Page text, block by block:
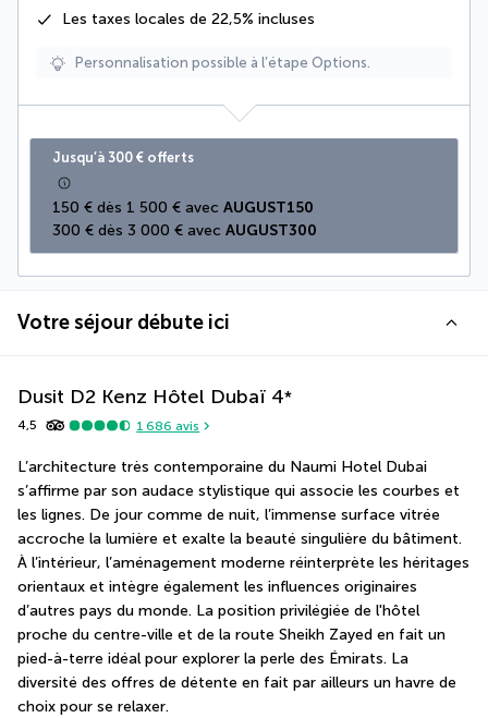
Les taxes locales de 22,5% incluses
Personnalisation possible à l’étape Options.
Jusqu’à 300 € offerts
150 € dès 1 500 € avec AUGUST150
300 € dès 3 000 € avec AUGUST300
Votre séjour débute ici
Dusit D2 Kenz Hôtel Dubaï 4*
4,5 1 686 avis
L’architecture très contemporaine du Naumi Hotel Dubai
s’affirme par son audace stylistique qui associe les courbes et
les lignes. De jour comme de nuit, l’immense surface vitrée
accroche la lumière et exalte la beauté singulière du bâtiment.
À l’intérieur, l’aménagement moderne réinterprète les héritages
orientaux et intègre également les influences originaires
d’autres pays du monde. La position privilégiée de l'hôtel
proche du centre-ville et de la route Sheikh Zayed en fait un
pied-à-terre idéal pour explorer la perle des Émirats. La
diversité des offres de détente en fait par ailleurs un havre de
choix pour se relaxer.